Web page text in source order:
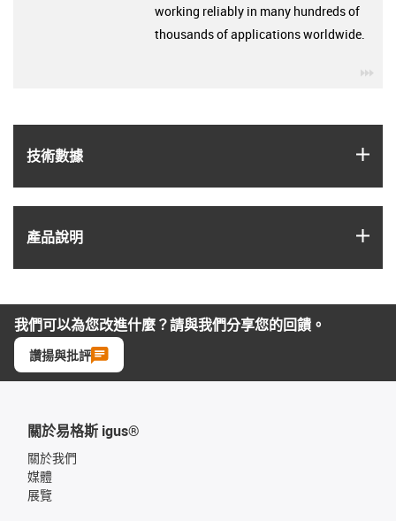
技術數據
產品說明
working reliably in many hundreds of
thousands of applications worldwide.
我們可以為您改進什麼？請與我們分享您的回饋。
讚揚與批評
關於易格斯 igus®
關於我們
媒體
展覽